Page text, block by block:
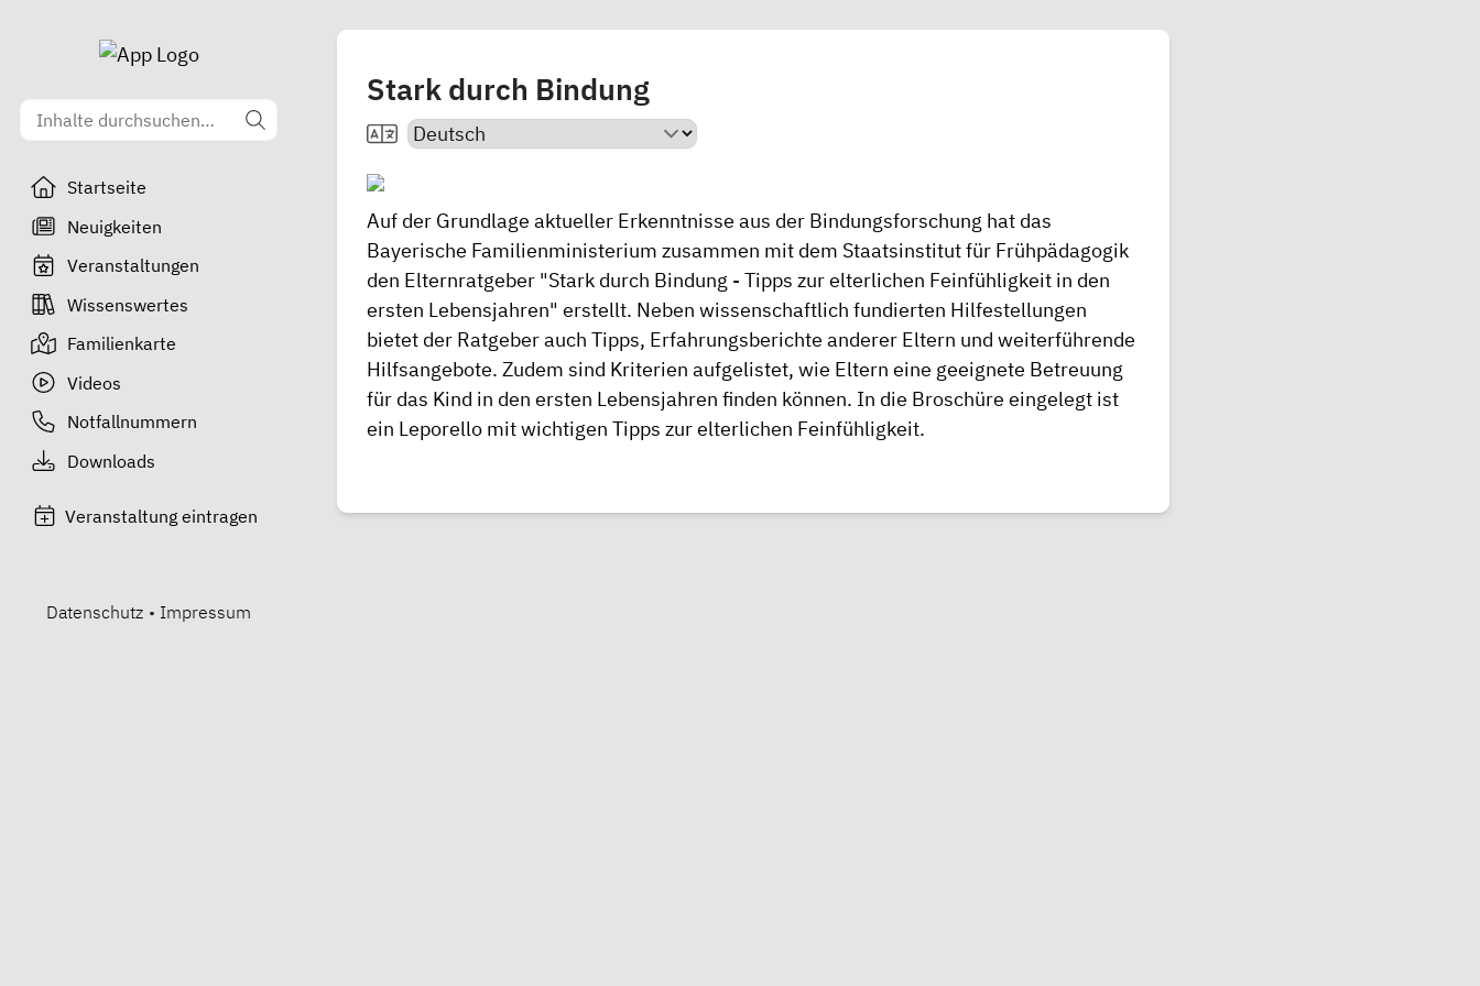
Startseite
Neuigkeiten
Veranstaltungen
Wissenswertes
Familienkarte
Videos
Notfallnummern
Downloads
Veranstaltung eintragen
Datenschutz • Impressum
Stark durch Bindung
Auf der Grundlage aktueller Erkenntnisse aus der Bindungsforschung hat das
Bayerische Familienministerium zusammen mit dem Staatsinstitut für Frühpädagogik
den Elternratgeber "Stark durch Bindung - Tipps zur elterlichen Feinfühligkeit in den
ersten Lebensjahren" erstellt. Neben wissenschaftlich fundierten Hilfestellungen
bietet der Ratgeber auch Tipps, Erfahrungsberichte anderer Eltern und weiterführende
Hilfsangebote. Zudem sind Kriterien aufgelistet, wie Eltern eine geeignete Betreuung
für das Kind in den ersten Lebensjahren finden können. In die Broschüre eingelegt ist
ein Leporello mit wichtigen Tipps zur elterlichen Feinfühligkeit.